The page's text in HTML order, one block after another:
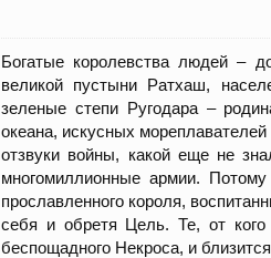
Богатые королевства людей –
великой пустыни Ратхаш,
зеленые степи Ругодара –
океана, искусных
отзвуки войны, какой еще не
многомиллионные армии.
прославленного короля,
себя и обретя Цель. Те, от
беспощадного Некроса, и